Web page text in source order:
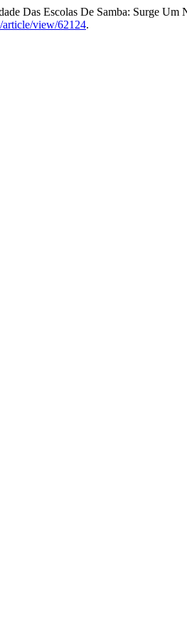
Das Escolas De Samba: Surge Um
article/view/62124.